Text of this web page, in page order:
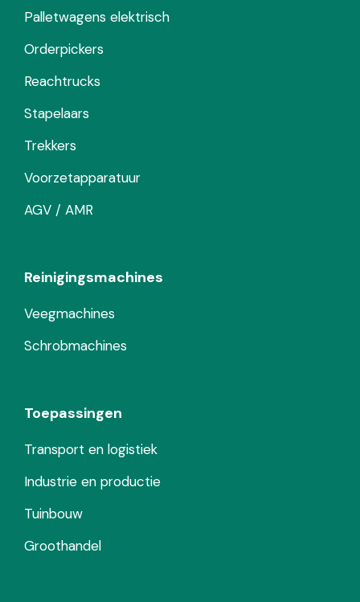
Palletwagens elektrisch
Orderpickers
Reachtrucks
Stapelaars
Trekkers
Voorzetapparatuur
AGV / AMR
Reinigingsmachines
Veegmachines
Schrobmachines
Toepassingen
Transport en logistiek
Industrie en productie
Tuinbouw
Groothandel